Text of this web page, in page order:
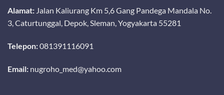
Alamat: Jalan Kaliurang Km 5,6 Gang Pandega Mandala No.
3, Caturtunggal, Depok, Sleman, Yogyakarta 55281
Telepon:081391116091
Email: nugroho_med@yahoo.com